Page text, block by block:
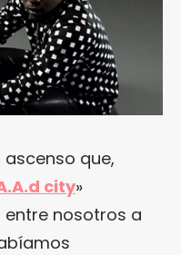
ascenso que,
city»
entre nosotros a